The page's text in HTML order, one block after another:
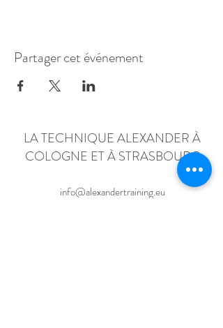
Partager cet événement
LA TECHNIQUE ALEXANDER À
COLOGNE ET À STRASBOURG
info@alexandertraining.eu